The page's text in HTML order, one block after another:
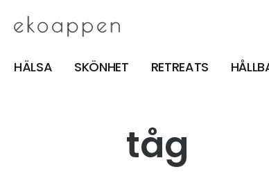
HÄLSA SKÖNHET RETREATS
tåg